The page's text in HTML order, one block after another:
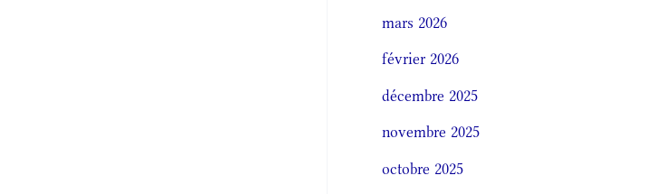
mars 2026
février 2026
décembre 2025
novembre 2025
octobre 2025